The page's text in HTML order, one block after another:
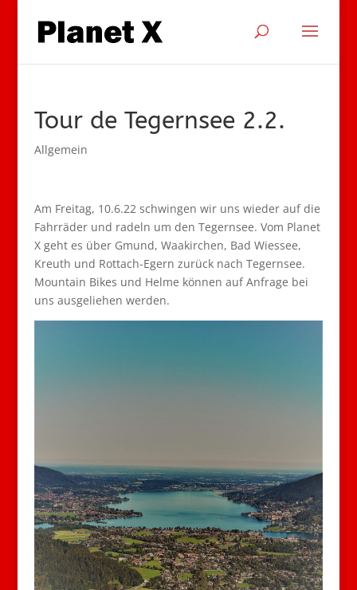
Tour de Tegernsee 2.2.
Allgemein
Am Freitag, 10.6.22 schwingen wir uns wieder auf die
Fahrräder und radeln um den Tegernsee. Vom Planet
X geht es über Gmund, Waakirchen, Bad Wiessee,
Kreuth und Rottach-Egern zurück nach Tegernsee.
Mountain Bikes und Helme können auf Anfrage bei
uns ausgeliehen werden.